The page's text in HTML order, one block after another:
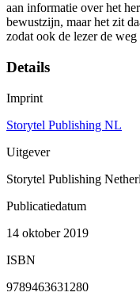
aan informatie over het
bewustzijn, maar het zit
zodat ook de lezer de
Details
Imprint
Storytel Publishing NL
Uitgever
Storytel Publishing
Publicatiedatum
14 oktober 2019
ISBN
9789463631280